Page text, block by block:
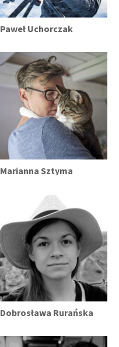
Paweł Uchorczak
Marianna Sztyma
Dobrosława Rurańska